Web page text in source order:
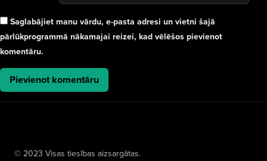
Saglabājiet manu vārdu, e-pasta adresi un vietni šajā
pārlūkprogrammā nākamajai reizei, kad vēlēšos pievienot
komentāru.
© 2023 Visas tiesības aizsargātas.